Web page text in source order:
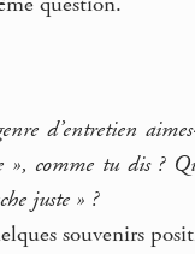
d’entretien
», comme tu dis ?
juste » ?
souvenirs